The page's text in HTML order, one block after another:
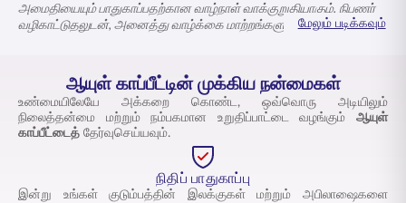
அமைதியையும் பாதுகாப்பதற்கான வாழ்நாள் வாக்குறுதியாகும். நிபுணர்
வழிகாட்டுதலுடன், அனைத்து வாழ்க்கை மாற்றங்களுக்கும் தயாராக
மேலும் படிக்கவும்
ஆயுள் காப்பீட்டின் முக்கிய நன்மைகள்
உண்மையிலேயே அக்கறை கொண்ட, ஒவ்வொரு அடியிலும்
நிலைத்தன்மை மற்றும் நம்பகமான உறுதிப்பாட்டை வழங்கும் ஆயுள்
காப்பீட்டைத் தேர்வுசெய்யவும்.
நிதிப் பாதுகாப்பு
இன்று உங்கள் குடும்பத்தின் இலக்குகள் மற்றும் அபிலாஷைகளை